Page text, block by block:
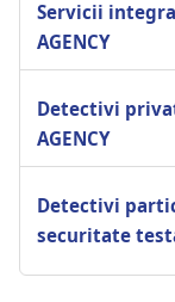
Servicii
AGENCY
Detectivi
AGENCY
Detectivi
securitate